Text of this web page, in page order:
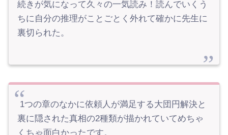
続きが気になって久々の一気読み！読んでいくう
ちに自分の推理がことごとく外れて確かに先生に
裏切られた。
1つの章のなかに依頼人が満足する大団円解決と
裏に隠された真相の2種類が描かれていてめちゃ
くちゃ面白かったです。